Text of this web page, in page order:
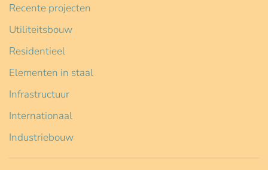
Recente projecten
Utiliteitsbouw
Residentieel
Elementen in staal
Infrastructuur
Internationaal
Industriebouw